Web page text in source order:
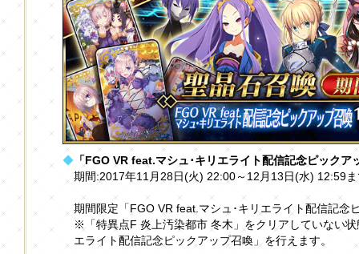
◆ 「FGO VR feat.マシュ･キリエライト配信記念ピックア
期間:2017年11月28日(火) 22:00～12月13日(水) 12:59
期間限定「FGO VR feat.マシュ･キリエライト配信記念
※「特異点F 炎上汚染都市 冬木」をクリアしていない
エライト配信記念ピックアップ召喚」を行えます。